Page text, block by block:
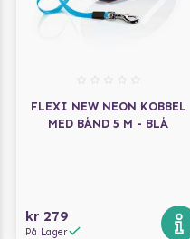
FLEXI NEW NEON KOBBEL
MED BÅND 5 M - BLÅ
kr 279
På Lager